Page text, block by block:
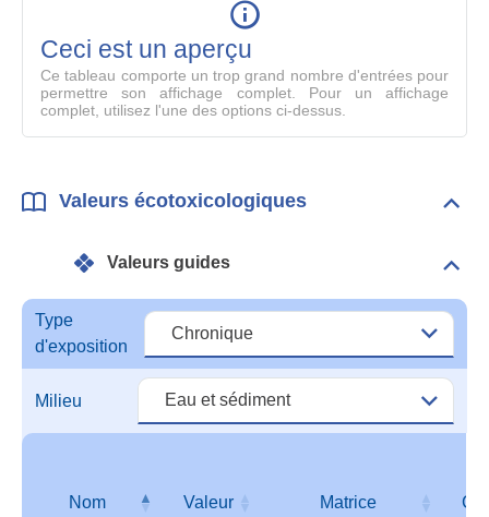
Ceci est un aperçu
Ce tableau comporte un trop grand nombre d'entrées pour
permettre son affichage complet. Pour un affichage
complet, utilisez l'une des options ci-dessus.
Valeurs écotoxicologiques
Valeurs guides
Type
d'exposition
Milieu
Nom Valeur Matrice